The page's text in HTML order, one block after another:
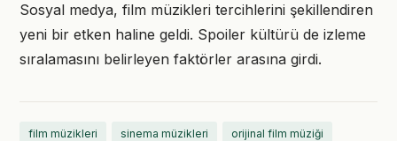
Sosyal medya, film müzikleri tercihlerini şekillendiren
yeni bir etken haline geldi. Spoiler kültürü de izleme
sıralamasını belirleyen faktörler arasına girdi.
film müzikleri sinema müzikleri orijinal film müziği